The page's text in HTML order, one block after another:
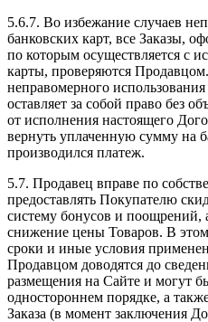
5.6.7. Во избежание случаев
банковских карт, все Заказы,
по которым осуществляется с
карты, проверяются
неправомерного
оставляет за собой право без
от исполнения настоящего
вернуть уплаченную сумму на
производился платеж.
5.7. Продавец вправе по
предоставлять Покупателю
систему бонусов и поощрений,
снижение цены Товаров. В
сроки и иные условия
Продавцом доводятся до
размещения на Сайте и могут
одностороннем порядке, а
Заказа (в момент заключения